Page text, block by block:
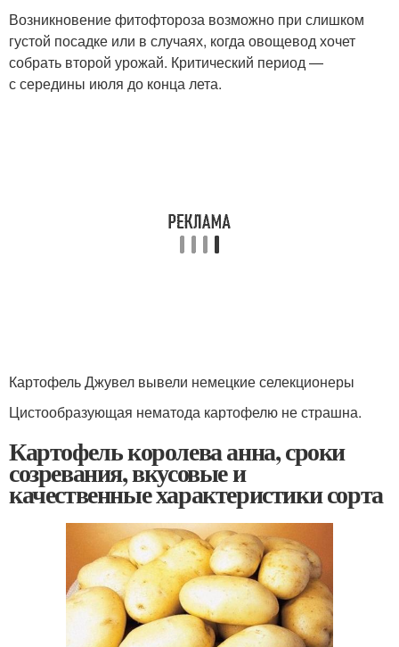
Возникновение фитофтороза возможно при слишком
густой посадке или в случаях, когда овощевод хочет
собрать второй урожай. Критический период —
с середины июля до конца лета.
Картофель Джувел вывели немецкие селекционеры
Цистообразующая нематода картофелю не страшна.
Картофель королева анна, сроки
созревания, вкусовые и
качественные характеристики сорта